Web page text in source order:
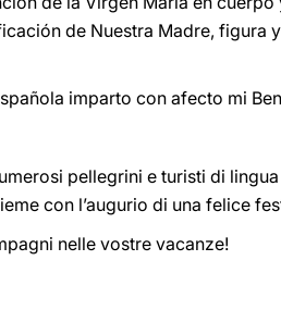
de Nuestra Madre, figura
imparto con afecto mi
pellegrini e turisti di
con l’augurio di una felice
nelle vostre vacanze!